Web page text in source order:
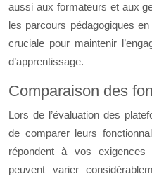
aussi aux formateurs et aux
les parcours pédagogiques
cruciale pour maintenir
d’apprentissage.
Comparaison des
Lors de l’évaluation des
de comparer leurs
répondent à vos exigences
peuvent varier